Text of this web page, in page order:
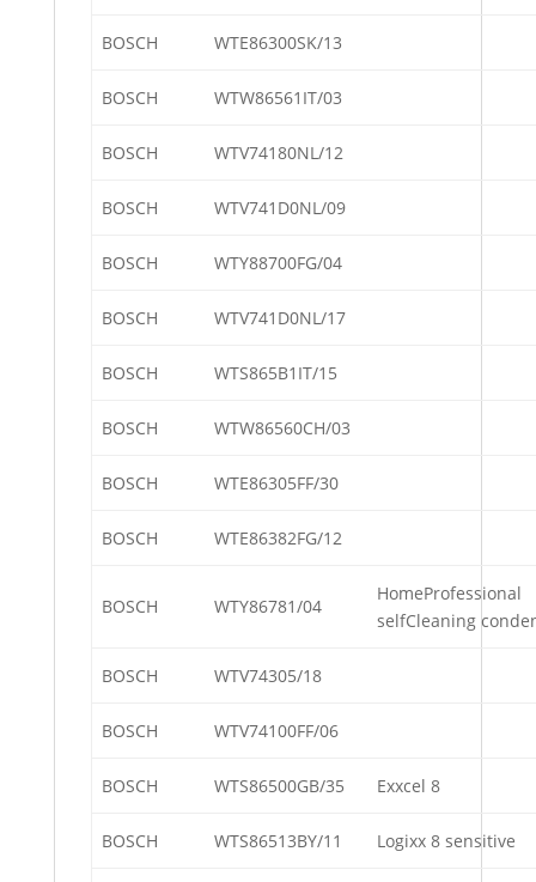
BOSCH WTE86300SK/13
BOSCH WTW86561IT/03
BOSCH WTV74180NL/12
BOSCH WTV741D0NL/09
BOSCH WTY88700FG/04
BOSCH WTV741D0NL/17
BOSCH WTS865B1IT/15
BOSCH WTW86560CH/03
BOSCH WTE86305FF/30
BOSCH WTE86382FG/12
BOSCH WTY86781/04
HomeProfessional
selfCleaning
BOSCH WTV74305/18
BOSCH WTV74100FF/06
BOSCH WTS86500GB/35 Exxcel 8
BOSCH WTS86513BY/11 Logixx 8 sensitive